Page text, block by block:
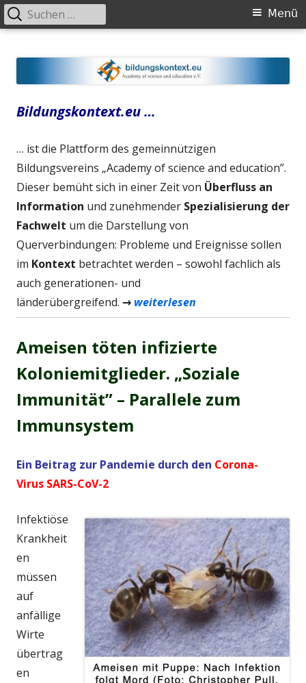
zum
Inhalt
Primäres
Menü
Suchen
nach:
Bildungskontext.eu …
… ist die Plattform des gemeinnützigen
Bildungsvereins „Academy of science and education”.
Dieser bemüht sich in einer Zeit von Überfluss an
Information und zunehmender Spezialisierung der
Fachwelt um die Darstellung von
Querverbindungen: Probleme und Ereignisse sollen
im Kontext betrachtet werden – sowohl fachlich als
auch generationen- und
länderübergreifend. → weiterlesen
Ameisen töten infizierte
Koloniemitglieder. „Soziale
Immunität” – Parallele zum
Immunsystem
Ein Beitrag zur Pandemie durch den Corona-
Virus SARS-CoV-2
Infektiöse
Krankheit
en
müssen
auf
anfällige
Wirte
übertrag
en